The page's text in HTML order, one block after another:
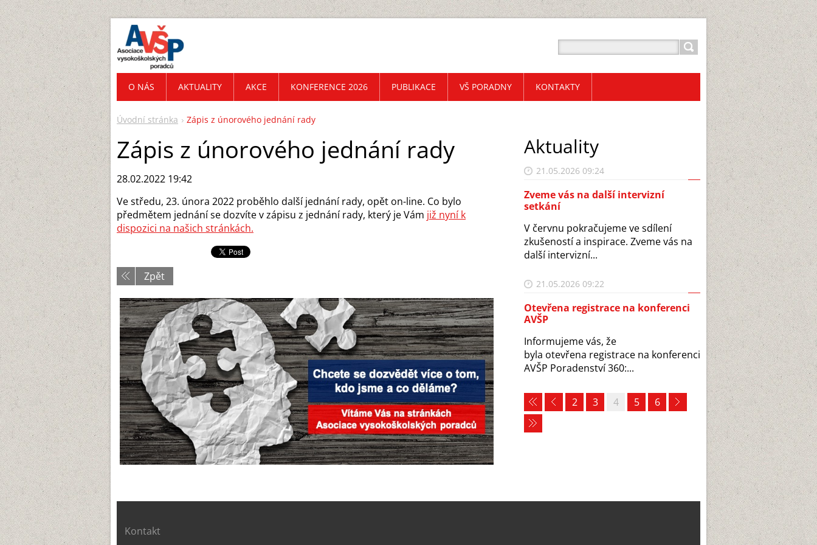
Úvodní stránka Zápis z únorového jednání rady
Zápis z únorového jednání rady
28.02.2022 19:42
Ve středu, 23. února 2022 proběhlo další jednání rady, opět on-line. Co bylo
předmětem jednání se dozvíte v zápisu z jednání rady, který je Vám již nyní k
dispozici na našich stránkách.
Zpět
Aktuality
21.05.2026 09:24
Zveme vás na další intervizní
setkání
V červnu pokračujeme ve sdílení
zkušeností a inspirace. Zveme vás na
další intervizní...
21.05.2026 09:22
Otevřena registrace na konferenci
AVŠP
Informujeme vás, že
byla otevřena registrace na konferenci
AVŠP Poradenství 360:...
2 3 4 5 6
O NÁS AKTUALITY AKCE KONFERENCE 2026 PUBLIKACE VŠ PORADNY KONTAKTY
Kontakt